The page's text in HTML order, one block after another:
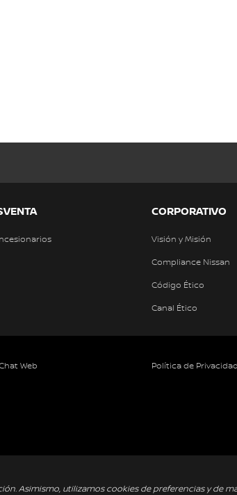
Asimismo, utilizamos cookies de preferencias y de
CORPORATIVO
Visión y Misión
Compliance Nissan
Código Ético
Canal Ético
Web Política de Privacidad